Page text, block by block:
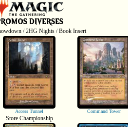
/ 2HG Nights / Book Insert
Access Tunnel Command Tower
Store Championship